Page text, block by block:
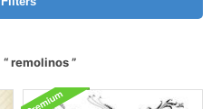
remolinos